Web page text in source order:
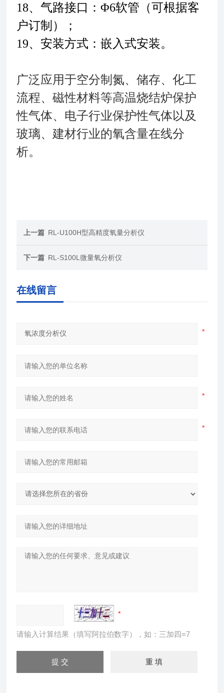
18、气路接口：Φ6软管（可根据客
户订制）；
19、安装方式：嵌入式安装。
广泛应用于空分制氮、储存、化工
流程、磁性材料等高温烧结炉保护
性气体、电子行业保护性气体以及
玻璃、建材行业的氧含量在线分
析。
上一篇 RL-U100H型高精度氧量分析仪
下一篇 RL-S100L微量氧分析仪
在线留言
请输入计算结果（填写阿拉伯数字），如：三加四=7